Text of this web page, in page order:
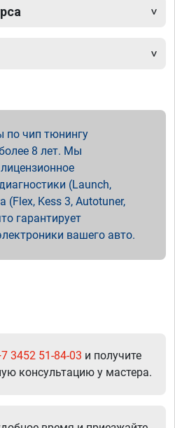
по чип тюнингу
8 лет. Мы
(Launch,
(Flex, Kess 3, Autotuner,
гарантирует
вашего авто.
3452 51-84-03 и получите
консультацию у мастера.